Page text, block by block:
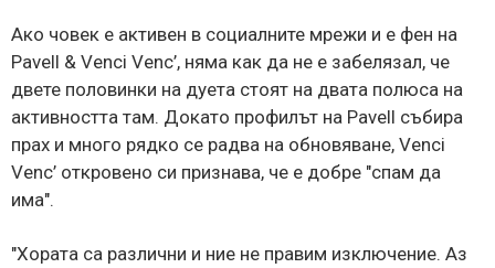
Ако човек е активен в социалните мрежи и е фен на
Pavell & Venci Venc’, няма как да не е забелязал, че
двете половинки на дуета стоят на двата полюса на
активността там. Докато профилът на Pavell събира
прах и много рядко се радва на обновяване, Venci
Venc’ откровено си признава, че е добре "спам да
има".
"Хората са различни и ние не правим изключение. Аз